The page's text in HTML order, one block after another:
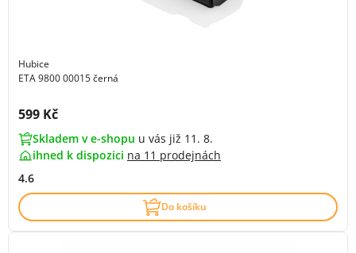
Hubice
ETA 9800 00015 černá
Cena s DPH:
599 Kč
Skladem v e-shopu u vás již 11. 8.
ihned k dispozici na 11 prodejnách
4.6
Do košíku